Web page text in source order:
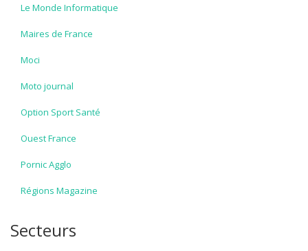
Le Monde Informatique
Maires de France
Moci
Moto journal
Option Sport Santé
Ouest France
Pornic Agglo
Régions Magazine
Secteurs